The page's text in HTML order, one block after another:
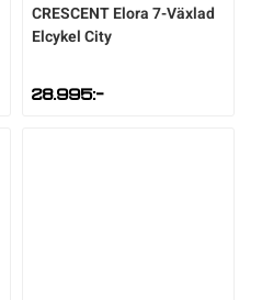
CRESCENTElora 7-Växlad
Elcykel City
28.995:-